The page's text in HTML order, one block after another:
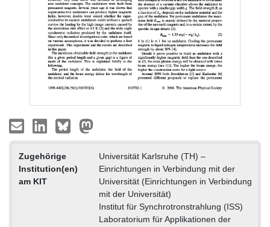
Zugehörige
Institution(en)
am KIT
Universität Karlsruhe (TH) –
Einrichtungen in Verbindung mit der
Universität (Einrichtungen in Verbindung
mit der Universität)
Institut für Synchrotronstrahlung (ISS)
Laboratorium für Applikationen der